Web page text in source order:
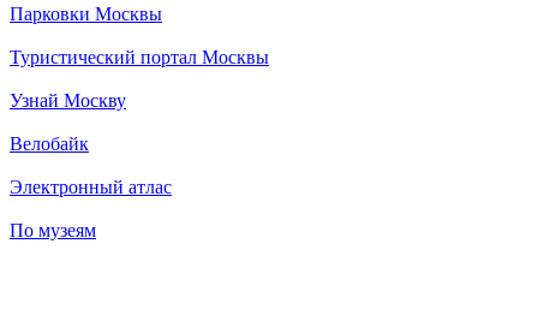
Парковки Москвы
Туристический портал Москвы
Узнай Москву
Велобайк
Электронный атлас
По музеям